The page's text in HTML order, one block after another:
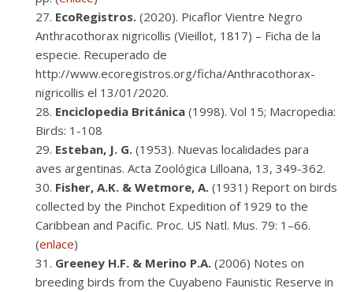
EcoRegistros. (2020). Picaflor Vientre Negro
Anthracothorax nigricollis (Vieillot, 1817) – Ficha de la
especie. Recuperado de
http://www.ecoregistros.org/ficha/Anthracothorax-
nigricollis el 13/01/2020.
Enciclopedia Británica (1998). Vol 15; Macropedia:
Birds: 1-108
Esteban, J. G. (1953). Nuevas localidades para
aves argentinas. Acta Zoológica Lilloana, 13, 349-362.
Fisher, A.K. & Wetmore, A. (1931) Report on birds
collected by the Pinchot Expedition of 1929 to the
Caribbean and Pacific. Proc. US Natl. Mus. 79: 1–66.
(enlace)
Greeney H.F. & Merino P.A. (2006) Notes on
breeding birds from the Cuyabeno Faunistic Reserve in